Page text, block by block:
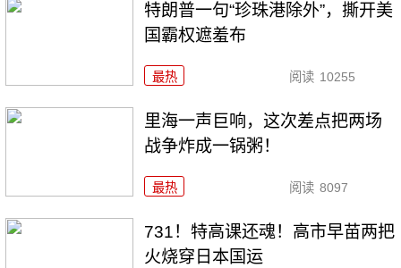
特朗普一句“珍珠港除外”，撕开美
国霸权遮羞布
最热 阅读 10255
里海一声巨响，这次差点把两场
战争炸成一锅粥！
最热 阅读 8097
731！特高课还魂！高市早苗两把
火烧穿日本国运